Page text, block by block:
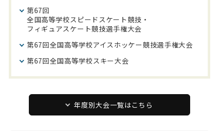
第67回
全国高等学校スピードスケート競技・
フィギュアスケート競技選手権大会
第67回全国高等学校アイスホッケー競技選手権大会
第67回全国高等学校スキー大会
年度別大会一覧はこちら